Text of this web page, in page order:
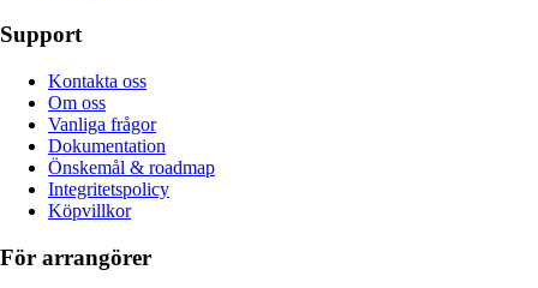
Support
Kontakta oss
Om oss
Vanliga frågor
Dokumentation
Önskemål & roadmap
Integritetspolicy
Köpvillkor
För arrangörer